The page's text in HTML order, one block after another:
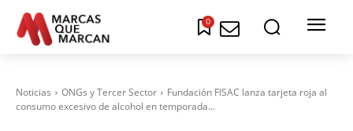
0
Noticias ONGs y Tercer Sector
Fundación FISAC lanza tarjeta roja al
consumo excesivo de alcohol en temporada...